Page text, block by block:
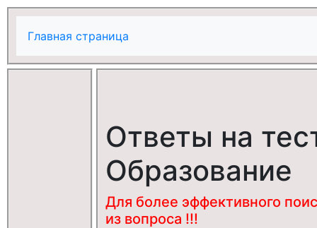
Главная страница
Ответы на
Образование
Для более эффективного
из вопроса !!!